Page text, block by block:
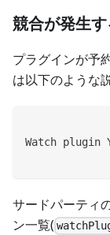
競合が発生
プラグインが予
は以下のような
Watch
サードパーティ
ン一覧(